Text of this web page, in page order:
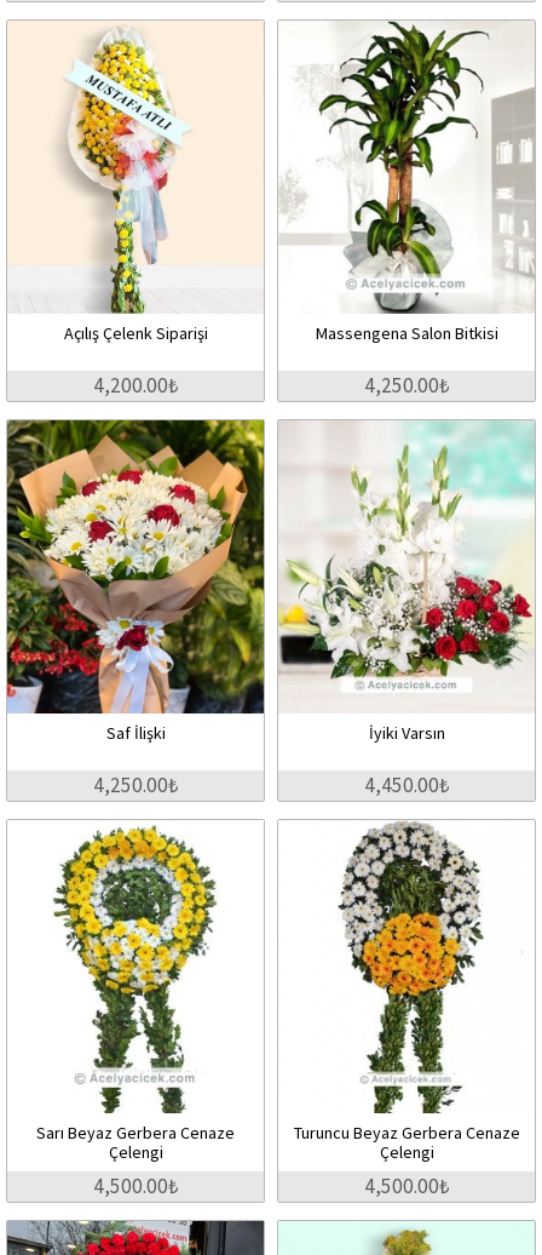
Açılış Çelenk Siparişi
4,200.00₺
Massengena Salon Bitkisi
4,250.00₺
Saf İlişki
4,250.00₺
İyiki Varsın
4,450.00₺
Sarı Beyaz Gerbera Cenaze
Çelengi
4,500.00₺
Turuncu Beyaz Gerbera Cenaze
Çelengi
4,500.00₺